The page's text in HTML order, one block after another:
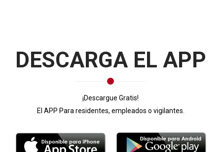
DESCARGA EL APP
¡Descargue Gratis!
El APP Para residentes, empleados o vigilantes.